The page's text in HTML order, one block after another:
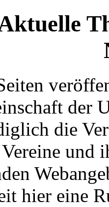
der
die
und
hier eine